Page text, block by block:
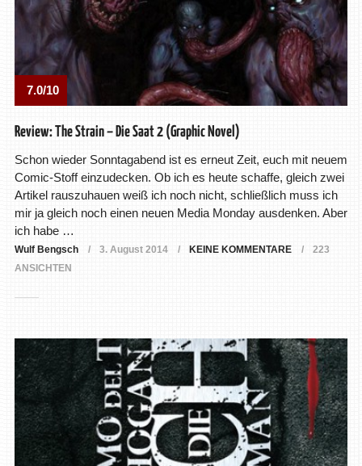
7.0/10
Review: The Strain – Die Saat 2 (Graphic Novel)
Schon wieder Sonntagabend ist es erneut Zeit, euch mit neuem
Comic-Stoff einzudecken. Ob ich es heute schaffe, gleich zwei
Artikel rauszuhauen weiß ich noch nicht, schließlich muss ich
mir ja gleich noch einen neuen Media Monday ausdenken. Aber
ich habe …
Wulf Bengsch 3. August 2014 KEINE KOMMENTARE
223
ANSICHTEN